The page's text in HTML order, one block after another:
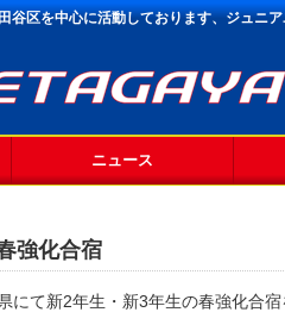
谷区を中心に活動しております、ジュニ
ニュース
強化合宿
にて新2年生・新3年生の春強化合宿